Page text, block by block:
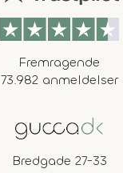
Fremragende
73.982 anmeldelser
Bredgade 27-33